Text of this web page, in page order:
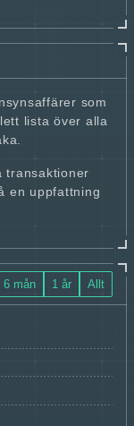
som
lista över alla
transaktioner
en uppfattning
6 mån 1 år Allt